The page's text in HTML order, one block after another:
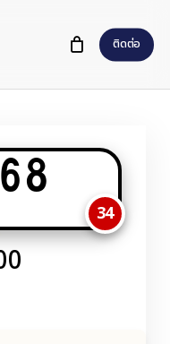
ติดต่อ
34